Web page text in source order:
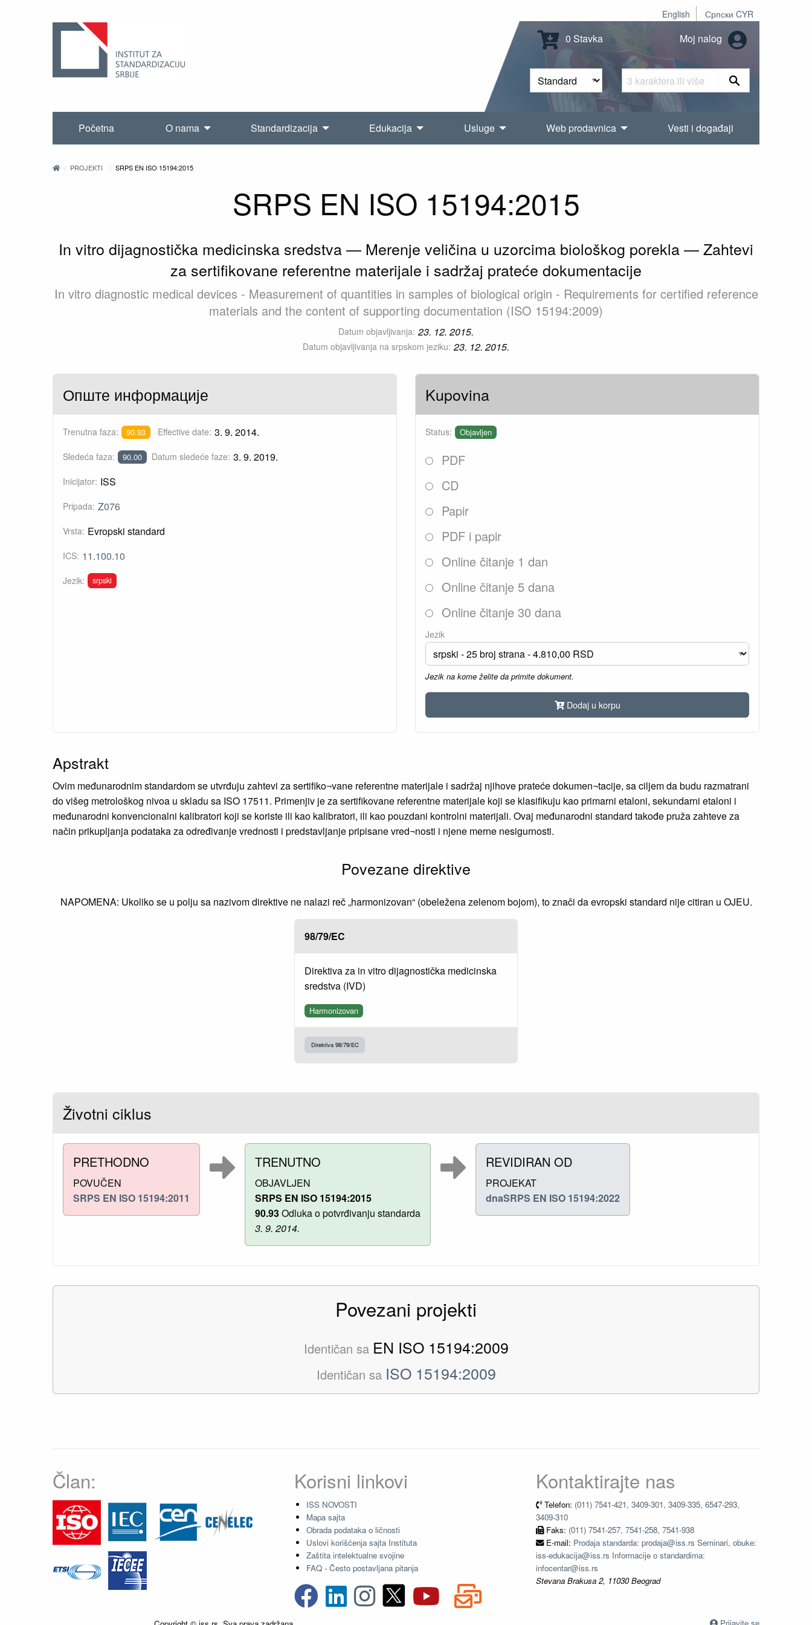
English Српски CYR
0 Stavka Moj nalog
Početna O nama Standardizacija Edukacija Usluge Web prodavnica Vesti i događaji
PROJEKTI SRPS EN ISO 15194:2015
SRPS EN ISO 15194:2015
In vitro dijagnostička medicinska sredstva — Merenje veličina u uzorcima biološkog porekla — Zahtevi
za sertifikovane referentne materijale i sadržaj prateće dokumentacije
In vitro diagnostic medical devices - Measurement of quantities in samples of biological origin - Requirements for certified reference
materials and the content of supporting documentation (ISO 15194:2009)
Datum objavljivanja: 23. 12. 2015.
Datum objavljivanja na srpskom jeziku: 23. 12. 2015.
Опште информације
Trenutna faza: 90.93 Effective date: 3. 9. 2014.
Sledeća faza: 90.00 Datum sledeće faze: 3. 9. 2019.
Inicijator: ISS
Pripada: Z076
Vrsta: Evropski standard
ICS: 11.100.10
Jezik: srpski
Kupovina
Status: Objavljen
PDF
CD
Papir
PDF i papir
Online čitanje 1 dan
Online čitanje 5 dana
Online čitanje 30 dana
Jezik
Jezik na kome želite da primite dokument.
Dodaj u korpu
Apstrakt
Ovim međunarodnim standardom se utvrđuju zahtevi za sertifiko¬vane referentne materijale i sadržaj njihove prateće dokumen¬tacije, sa ciljem da budu razmatrani
do višeg metrološkog nivoa u skladu sa ISO 17511. Primenjiv je za sertifikovane referentne materijale koji se klasifikuju kao primarni etaloni, sekundarni etaloni i
međunarodni konvencionalni kalibratori koji se koriste ili kao kalibratori, ili kao pouzdani kontrolni materijali. Ovaj međunarodni standard takođe pruža zahteve za
način prikupljanja podataka za određivanje vrednosti i predstavljanje pripisane vred¬nosti i njene merne nesigurnosti.
Povezane direktive
NAPOMENA: Ukoliko se u polju sa nazivom direktive ne nalazi reč „harmonizovan“ (obeležena zelenom bojom), to znači da evropski standard nije citiran u OJEU.
98/79/EC
Direktiva za in vitro dijagnostička medicinska
sredstva (IVD)
Harmonizovan
Direktiva 98/79/EC
Životni ciklus
PRETHODNO
POVUČEN
SRPS EN ISO 15194:2011
TRENUTNO
OBJAVLJEN
SRPS EN ISO 15194:2015
90.93Odluka o potvrđivanju standarda
3. 9. 2014.
REVIDIRAN OD
PROJEKAT
dnaSRPS EN ISO 15194:2022
Povezani projekti
Identičan sa EN ISO 15194:2009
Identičan sa ISO 15194:2009
Član: Korisni linkovi
ISS NOVOSTI
Mapa sajta
Obrada podataka o ličnosti
Uslovi korišćenja sajta Instituta
Zaštita intelektualne svojine
FAQ - Često postavljana pitanja
Kontaktirajte nas
Telefon: (011) 7541-421, 3409-301, 3409-335, 6547-293,
3409-310
Faks: (011) 7541-257, 7541-258, 7541-938
E-mail: Prodaja standarda: prodaja@iss.rs Seminari, obuke:
iss-edukacija@iss.rs Informacije o standardima:
infocentar@iss.rs
Stevana Brakusa 2, 11030 Beograd